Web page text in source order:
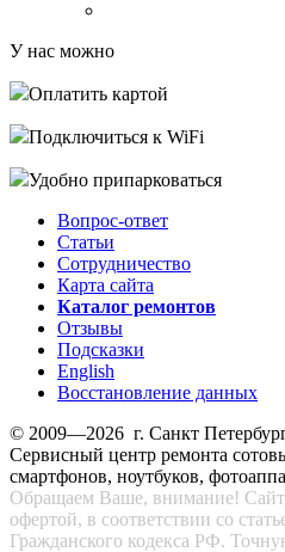
У нас можно
Оплатить картой
Подключиться к WiFi
Удобно припарковаться
Вопрос-ответ
Статьи
Сотрудничество
Карта сайта
Каталог ремонтов
Отзывы
Подсказки
English
Восстановление данных
© 2009—2026 г. Санкт
Сервисный центр ремонта
смартфонов, ноутбуков,
Обращаем Ваше, внимание! Сайт
офертой, в соответствии со
Гражданского кодекса РФ.